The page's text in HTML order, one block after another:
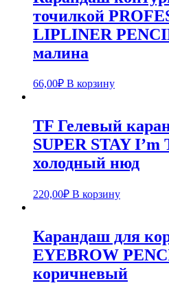
точилкой
LIPLINER
малина
66,00₽ В корзину
TF Гелевый
SUPER STAY I’m
холодный нюд
220,00₽ В корзину
Карандаш для
EYEBROW
коричневый